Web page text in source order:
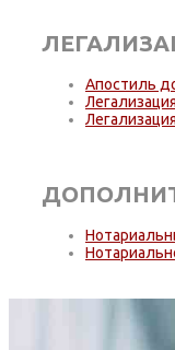
Апостиль